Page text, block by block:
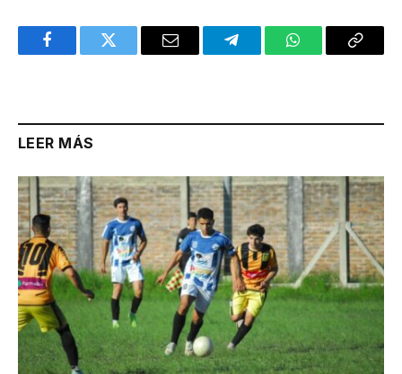
FacebookTwitter Email TelegramWhatsAppCopy
LEER MÁS